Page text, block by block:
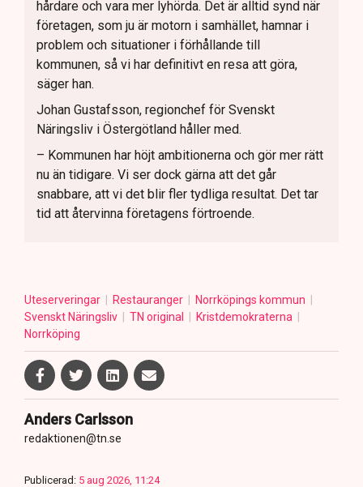
hårdare och vara mer lyhörda. Det är alltid synd när
företagen, som ju är motorn i samhället, hamnar i
problem och situationer i förhållande till
kommunen, så vi har definitivt en resa att göra,
säger han.
Johan Gustafsson, regionchef för Svenskt
Näringsliv i Östergötland håller med.
– Kommunen har höjt ambitionerna och gör mer rätt
nu än tidigare. Vi ser dock gärna att det går
snabbare, att vi det blir fler tydliga resultat. Det tar
tid att återvinna företagens förtroende.
Uteserveringar Restauranger
Norrköpings kommun
Svenskt Näringsliv
TN original
Kristdemokraterna
Norrköping
Anders Carlsson
redaktionen@tn.se
Publicerad: 5 aug 2026, 11:24